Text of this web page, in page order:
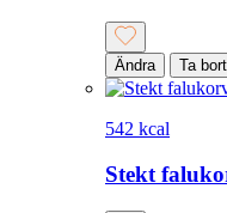
Ändra Ta bort
542 kcal
Stekt